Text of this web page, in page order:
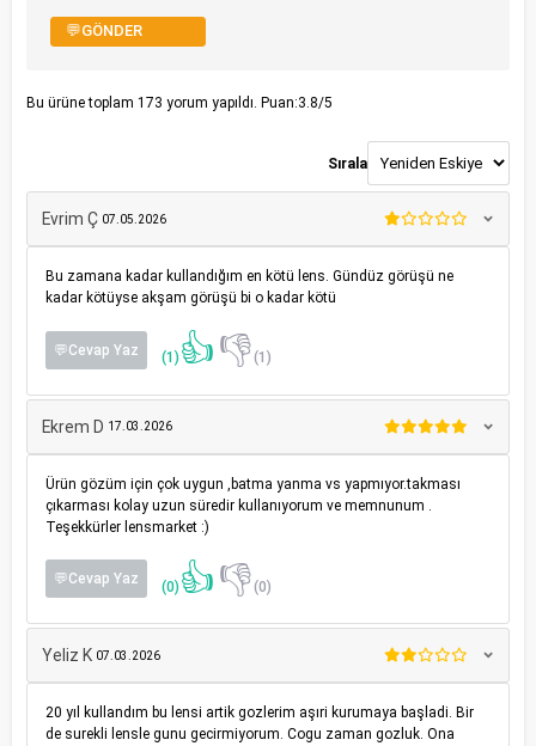
💬GÖNDER
Bu ürüne toplam 173 yorum yapıldı. Puan:3.8/5
Sırala
Evrim Ç 07.05.2026
Bu zamana kadar kullandığım en kötü lens. Gündüz görüşü ne
kadar kötüyse akşam görüşü bi o kadar kötü
💬Cevap Yaz (1) 👍👎(1)
Ekrem D 17.03.2026
Ürün gözüm için çok uygun ,batma yanma vs yapmıyor.takması
çıkarması kolay uzun süredir kullanıyorum ve memnunum .
Teşekkürler lensmarket :)
💬Cevap Yaz (0) 👍👎(0)
Yeliz K 07.03.2026
20 yıl kullandım bu lensi artik gozlerim aşıri kurumaya başladi. Bir
de surekli lensle gunu gecirmiyorum. Cogu zaman gozluk. Ona